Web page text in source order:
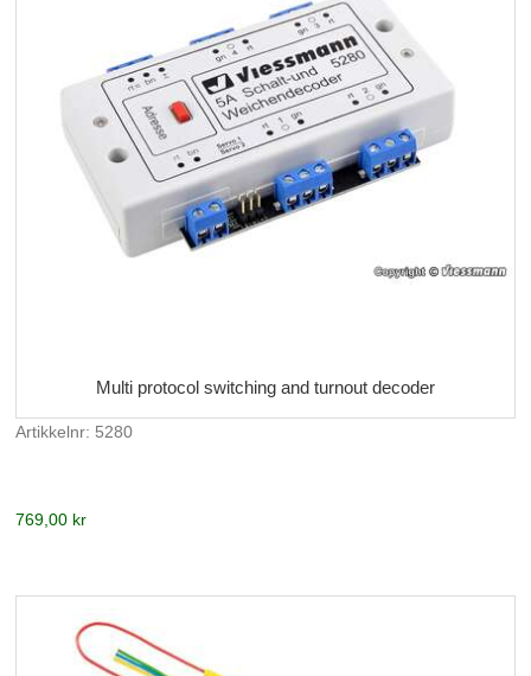
Multi protocol switching and turnout decoder
Artikkelnr: 5280
769,00 kr